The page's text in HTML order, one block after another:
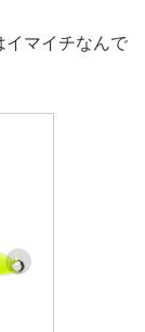
イマイチなんで